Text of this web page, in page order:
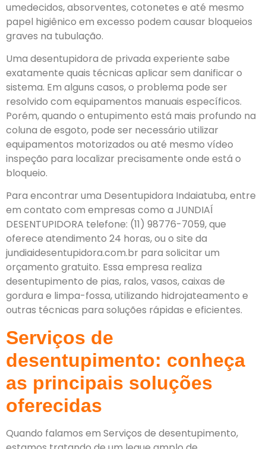
umedecidos, absorventes, cotonetes e até mesmo
papel higiênico em excesso podem causar bloqueios
graves na tubulação.
Uma desentupidora de privada experiente sabe
exatamente quais técnicas aplicar sem danificar o
sistema. Em alguns casos, o problema pode ser
resolvido com equipamentos manuais específicos.
Porém, quando o entupimento está mais profundo na
coluna de esgoto, pode ser necessário utilizar
equipamentos motorizados ou até mesmo vídeo
inspeção para localizar precisamente onde está o
bloqueio.
Para encontrar uma Desentupidora Indaiatuba, entre
em contato com empresas como a JUNDIAÍ
DESENTUPIDORA telefone: (11) 98776-7059, que
oferece atendimento 24 horas, ou o site da
jundiaidesentupidora.com.br para solicitar um
orçamento gratuito. Essa empresa realiza
desentupimento de pias, ralos, vasos, caixas de
gordura e limpa-fossa, utilizando hidrojateamento e
outras técnicas para soluções rápidas e eficientes.
Serviços de
desentupimento: conheça
as principais soluções
oferecidas
Quando falamos em Serviços de desentupimento,